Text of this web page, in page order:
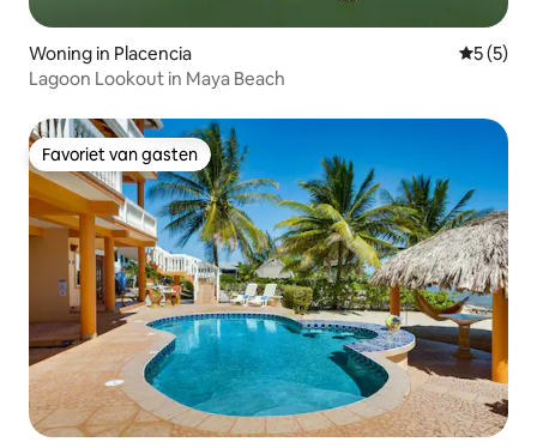
Woning in Placencia
5 (5)
Lagoon Lookout in Maya Beach
Favoriet van gasten
Favoriet van gasten